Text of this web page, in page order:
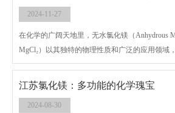
2024-11-27
在化学的广阔天地里，无水氯化镁（Anhydrous
MgCl₂）以其独特的物理性质和广泛的应用领域
研究中不可或缺的重要物质。作为一种白色晶体
高纯度、强吸湿性以及在水中的高溶解度而备受
江苏氯化镁：多功能的化学瑰宝
2024-08-30